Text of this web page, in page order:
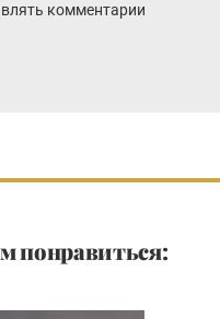
комментарии
понравиться: